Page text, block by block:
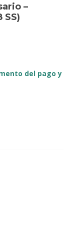
–
SS)
del pago y